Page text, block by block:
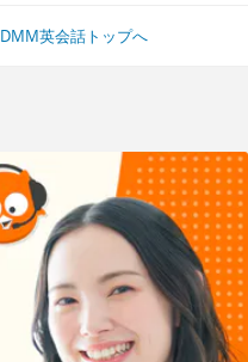
DMM英会話トップへ